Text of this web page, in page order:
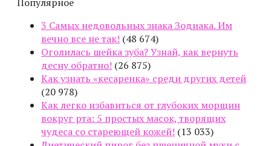
3 Самых недовольных знака Зодиака. Им
вечно все не так! (48 674)
Оголилась шейка зуба? Узнай, как вернуть
десну обратно! (26 875)
Как узнать «кесаренка» среди других детей
(20 978)
Как легко избавиться от глубоких морщин
вокруг рта: 5 простых масок, творящих
чудеса со стареющей кожей! (13 033)